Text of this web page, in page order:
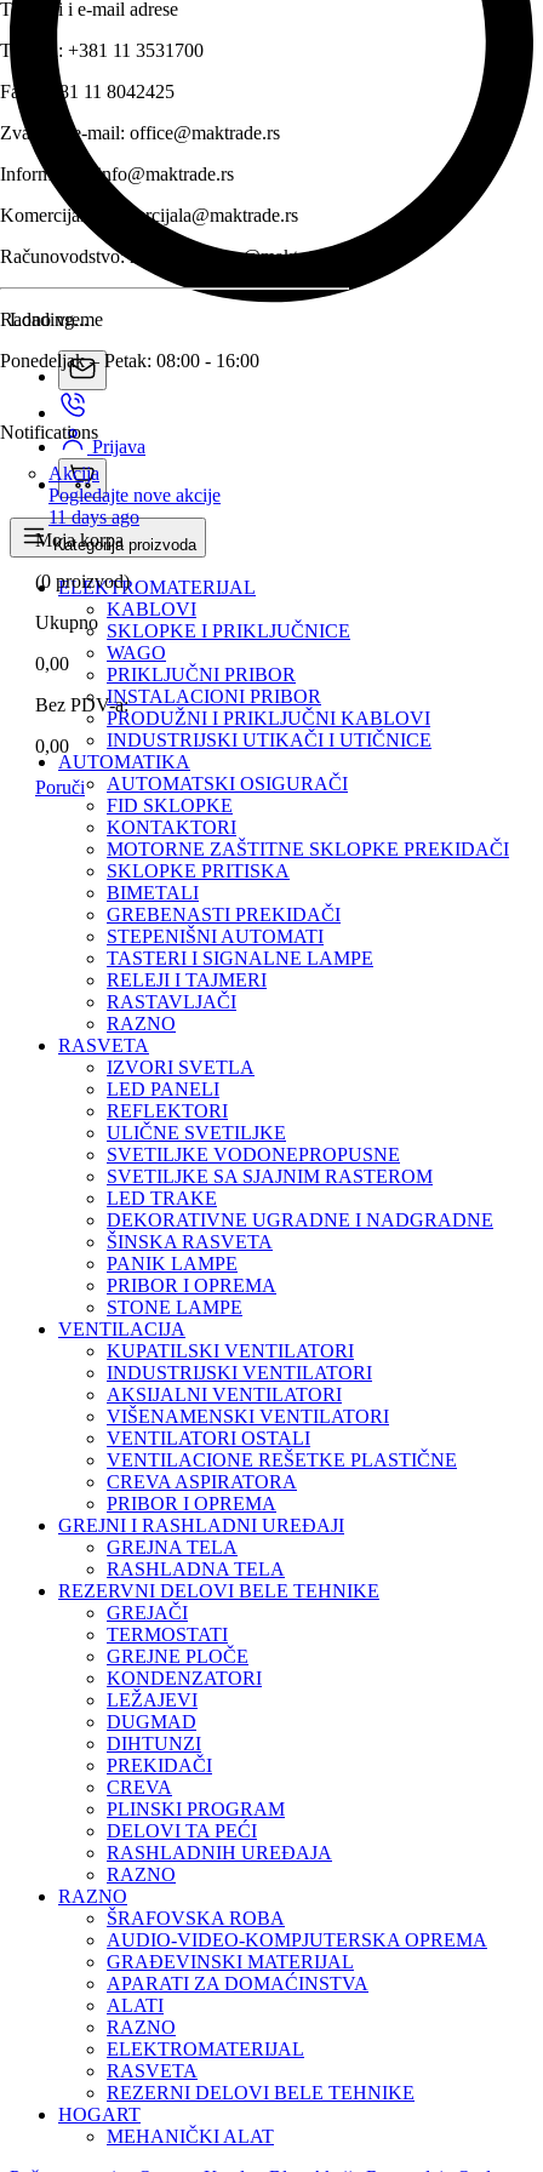
Telefoni i e-mail adrese
Telefon: +381 11 3531700
Fax:
+381 11 8042425
Zvanični e-mail: office@maktrade.rs
Informacije:
info@maktrade.rs
Komercijala:
komercijala@maktrade.rs
Računovodstvo:racunovodstvo@maktrade.rs
Radno vreme
Ponedeljak – Petak: 08:00 - 16:00
Loading...
Notifications
Akcija
Pogledajte nove akcije
11 days ago
Prijava
Moja korpa
(0 proizvod)
Ukupno
0,00
Bez PDV-a:
0,00
Poruči
Kategorija proizvoda
ELEKTROMATERIJAL
KABLOVI
SKLOPKE I PRIKLJUČNICE
WAGO
PRIKLJUČNI PRIBOR
INSTALACIONI PRIBOR
PRODUŽNI I PRIKLJUČNI KABLOVI
INDUSTRIJSKI UTIKAČI I UTIČNICE
AUTOMATIKA
AUTOMATSKI OSIGURAČI
FID SKLOPKE
KONTAKTORI
MOTORNE ZAŠTITNE SKLOPKE PREKIDAČI
SKLOPKE PRITISKA
BIMETALI
GREBENASTI PREKIDAČI
STEPENIŠNI AUTOMATI
TASTERI I SIGNALNE LAMPE
RELEJI I TAJMERI
RASTAVLJAČI
RAZNO
RASVETA
IZVORI SVETLA
LED PANELI
REFLEKTORI
ULIČNE SVETILJKE
SVETILJKE VODONEPROPUSNE
SVETILJKE SA SJAJNIM RASTEROM
LED TRAKE
DEKORATIVNE UGRADNE I NADGRADNE
ŠINSKA RASVETA
PANIK LAMPE
PRIBOR I OPREMA
STONE LAMPE
VENTILACIJA
KUPATILSKI VENTILATORI
INDUSTRIJSKI VENTILATORI
AKSIJALNI VENTILATORI
VIŠENAMENSKI VENTILATORI
VENTILATORI OSTALI
VENTILACIONE REŠETKE PLASTIČNE
CREVA ASPIRATORA
PRIBOR I OPREMA
GREJNI I RASHLADNI UREĐAJI
GREJNA TELA
RASHLADNA TELA
REZERVNI DELOVI BELE TEHNIKE
GREJAČI
TERMOSTATI
GREJNE PLOČE
KONDENZATORI
LEŽAJEVI
DUGMAD
DIHTUNZI
PREKIDAČI
CREVA
PLINSKI PROGRAM
DELOVI TA PEĆI
RASHLADNIH UREĐAJA
RAZNO
RAZNO
ŠRAFOVSKA ROBA
AUDIO-VIDEO-KOMPJUTERSKA OPREMA
GRAĐEVINSKI MATERIJAL
APARATI ZA DOMAĆINSTVA
ALATI
RAZNO
ELEKTROMATERIJAL
RASVETA
REZERNI DELOVI BELE TEHNIKE
HOGART
MEHANIČKI ALAT